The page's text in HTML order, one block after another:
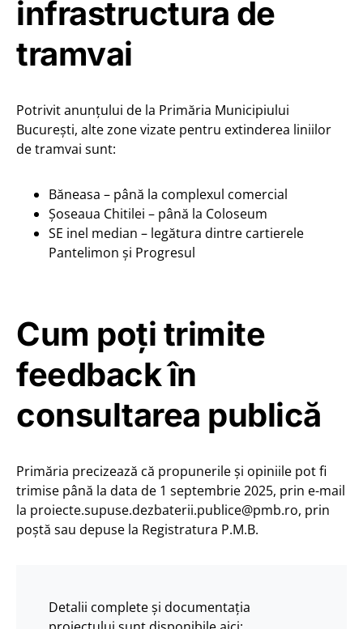
infrastructura de
tramvai
Potrivit anunțului de la Primăria Municipiului
București, alte zone vizate pentru extinderea liniilor
de tramvai sunt:
Băneasa – până la complexul comercial
Șoseaua Chitilei – până la Coloseum
SE inel median – legătura dintre cartierele
Pantelimon și Progresul
Cum poți trimite
feedback în
consultarea publică
Primăria precizează că propunerile și opiniile pot fi
trimise până la data de 1 septembrie 2025, prin e-mail
la proiecte.supuse.dezbaterii.publice@pmb.ro, prin
poștă sau depuse la Registratura P.M.B.
Detalii complete și documentația